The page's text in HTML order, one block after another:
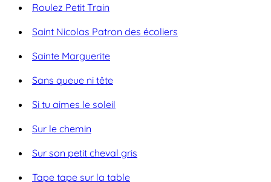
Roulez Petit Train
Saint Nicolas Patron des écoliers
Sainte Marguerite
Sans queue ni tête
Si tu aimes le soleil
Sur le chemin
Sur son petit cheval gris
Tape tape sur la table